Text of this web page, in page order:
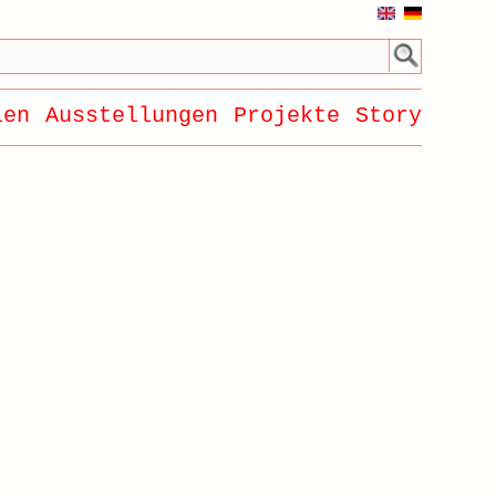
Story
Projekte
Ausstellungen